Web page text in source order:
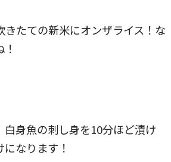
きたての新米にオンザライス！な
白身魚の刺し身を10分ほど漬け
なります！